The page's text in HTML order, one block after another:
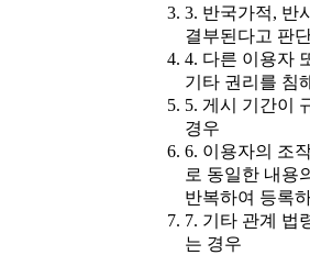
3. 반국가적, 반
결부된다고 판
4. 다른 이용자
기타 권리를 침
5. 게시 기간이
경우
6. 이용자의 조
로 동일한 내용
반복하여 등록
7. 기타 관계 법
는 경우